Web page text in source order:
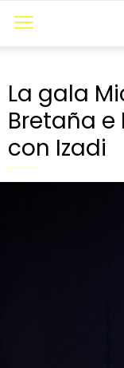
La gala
Bretaña
con Izadi